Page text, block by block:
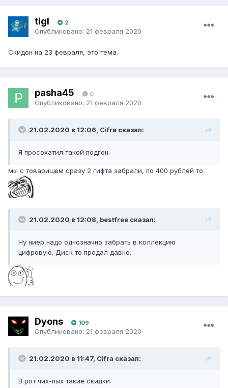
tigI 2
Опубликовано: 21 февраля 2020
Скидон на 23 февраля, это тема.
pasha45 0
Опубликовано: 21 февраля 2020
21.02.2020 в 12:06, Cifra сказал:
Я просохатил такой подгон.
мы с товарищем сразу 2 гифта забрали, по 400 рублей то
21.02.2020 в 12:08, bestfree сказал:
Ну ниер надо однозначно забрать в коллекцию
цифровую. Диск то продал давно.
Dyons 109
Опубликовано: 21 февраля 2020
21.02.2020 в 11:47, Cifra сказал:
В рот чих-пых такие скидки.